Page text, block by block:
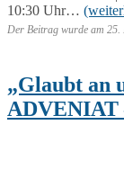
10:30 Uhr…
Der Beitrag wurde am 25.
„Glaubt an
ADVENIAT